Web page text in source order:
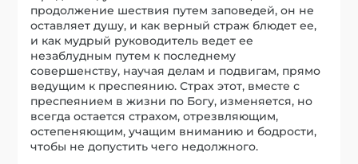
продолжение шествия путем заповедей, он не
оставляет душу, и как верный страж блюдет ее,
и как мудрый руководитель ведет ее
незаблудным путем к последнему
совершенству, научая делам и подвигам, прямо
ведущим к преспеянию. Страх этот, вместе с
преспеянием в жизни по Богу, изменяется, но
всегда остается страхом, отрезвляющим,
остепеняющим, учащим вниманию и бодрости,
чтобы не допустить чего недолжного.